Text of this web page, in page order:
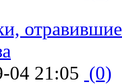
04 21:05 (0)